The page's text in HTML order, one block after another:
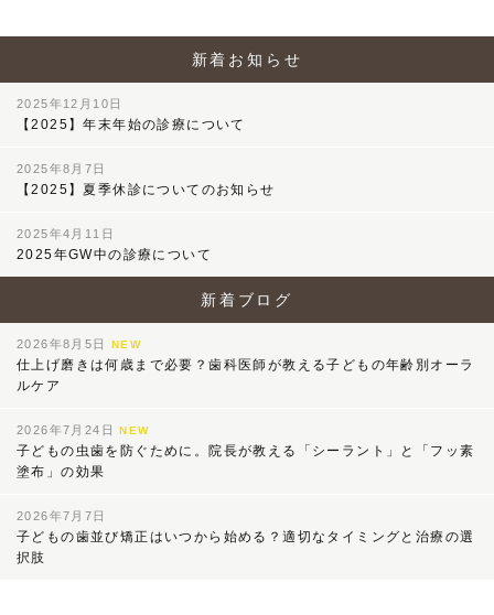
新着お知らせ
2025年12月10日
【2025】年末年始の診療について
2025年8月7日
【2025】夏季休診についてのお知らせ
2025年4月11日
2025年GW中の診療について
新着ブログ
2026年8月5日NEW
仕上げ磨きは何歳まで必要？歯科医師が教える子どもの年齢別オーラ
ルケア
2026年7月24日NEW
子どもの虫歯を防ぐために。院長が教える「シーラント」と「フッ素
塗布」の効果
2026年7月7日
子どもの歯並び矯正はいつから始める？適切なタイミングと治療の選
択肢